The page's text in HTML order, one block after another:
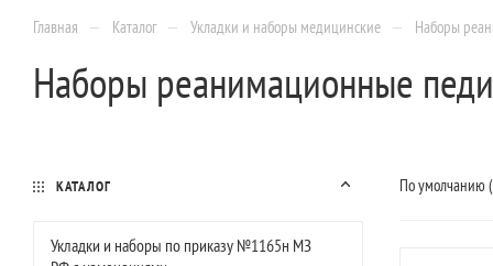
Главная — Каталог — Укладки и наборы медицинские — Наборы
Наборы реанимационные
По умолчанию
КАТАЛОГ
Укладки и наборы по приказу №1165н МЗ